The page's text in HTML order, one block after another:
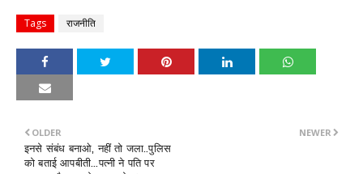
Tags राजनीति
NEWER
OLDER
इनसे संबंध बनाओ, नहीं तो जला..पुलिस
को बताई आपबीती...पत्नी ने पति पर